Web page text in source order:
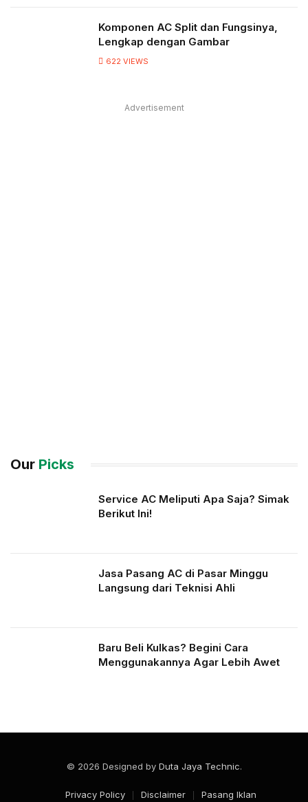
Komponen AC Split dan Fungsinya,
Lengkap dengan Gambar
622 VIEWS
Advertisement
Our Picks
Service AC Meliputi Apa Saja? Simak
Berikut Ini!
Jasa Pasang AC di Pasar Minggu
Langsung dari Teknisi Ahli
Baru Beli Kulkas? Begini Cara
Menggunakannya Agar Lebih Awet
© 2026 Designed by Duta Jaya Technic.
Privacy Policy Disclaimer Pasang Iklan